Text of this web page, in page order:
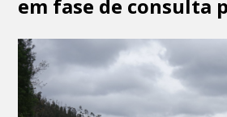
em fase de consulta